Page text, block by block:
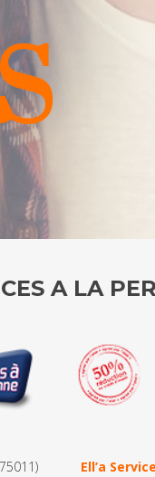
A LA
Ell’a